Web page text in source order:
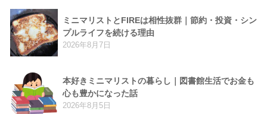
ミニマリストとFIREは相性抜群｜節約・投資・シン
プルライフを続ける理由
2026年8月7日
本好きミニマリストの暮らし｜図書館生活でお金も
心も豊かになった話
2026年8月5日